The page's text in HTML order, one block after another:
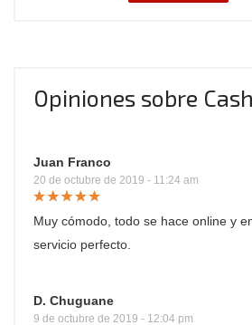
Opiniones sobre
Juan Franco
20 de octubre de 2019 - 11:24 am
Muy cómodo, todo se hace online y
servicio perfecto.
D. Chuguane
9 de octubre de 2019 - 12:04 pm